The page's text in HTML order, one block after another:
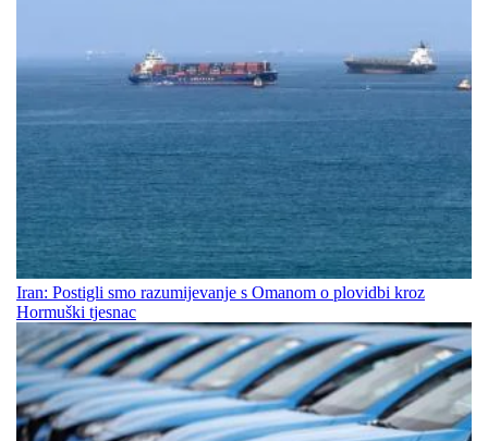
Iran: Postigli smo razumijevanje s Omanom o plovidbi kroz
Hormuški tjesnac